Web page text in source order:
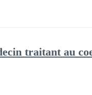
traitant au